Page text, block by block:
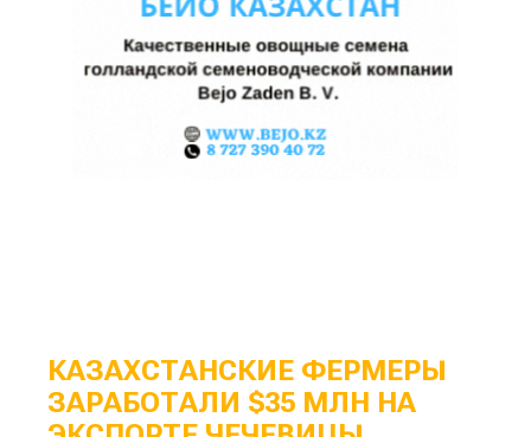
КАЗАХСТАНСКИЕ ФЕРМЕРЫ
ЗАРАБОТАЛИ $35 МЛН НА